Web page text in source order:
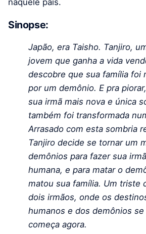
naquele país.
Sinopse:
Japão, era Taisho. Tanjiro,
jovem que ganha a vida
descobre que sua família foi
por um demônio. E pra
sua irmã mais nova e única
também foi transformada
Arrasado com esta sombria
Tanjiro decide se tornar um
demônios para fazer sua
humana, e para matar o
matou sua família. Um triste
dois irmãos, onde os
humanos e dos demônios se
começa agora.